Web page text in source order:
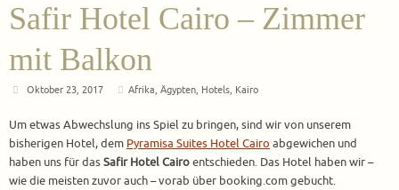
Safir Hotel Cairo – Zimmer
mit Balkon
Oktober 23, 2017 Afrika,Ägypten, Hotels, Kairo
Um etwas Abwechslung ins Spiel zu bringen, sind wir von unserem
bisherigen Hotel, dem Pyramisa Suites Hotel Cairo abgewichen und
haben uns für dasSafir Hotel Cairoentschieden. Das Hotel haben wir –
wie die meisten zuvor auch – vorab über booking.com gebucht.